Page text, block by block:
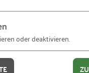
werden.
oder deaktivieren.